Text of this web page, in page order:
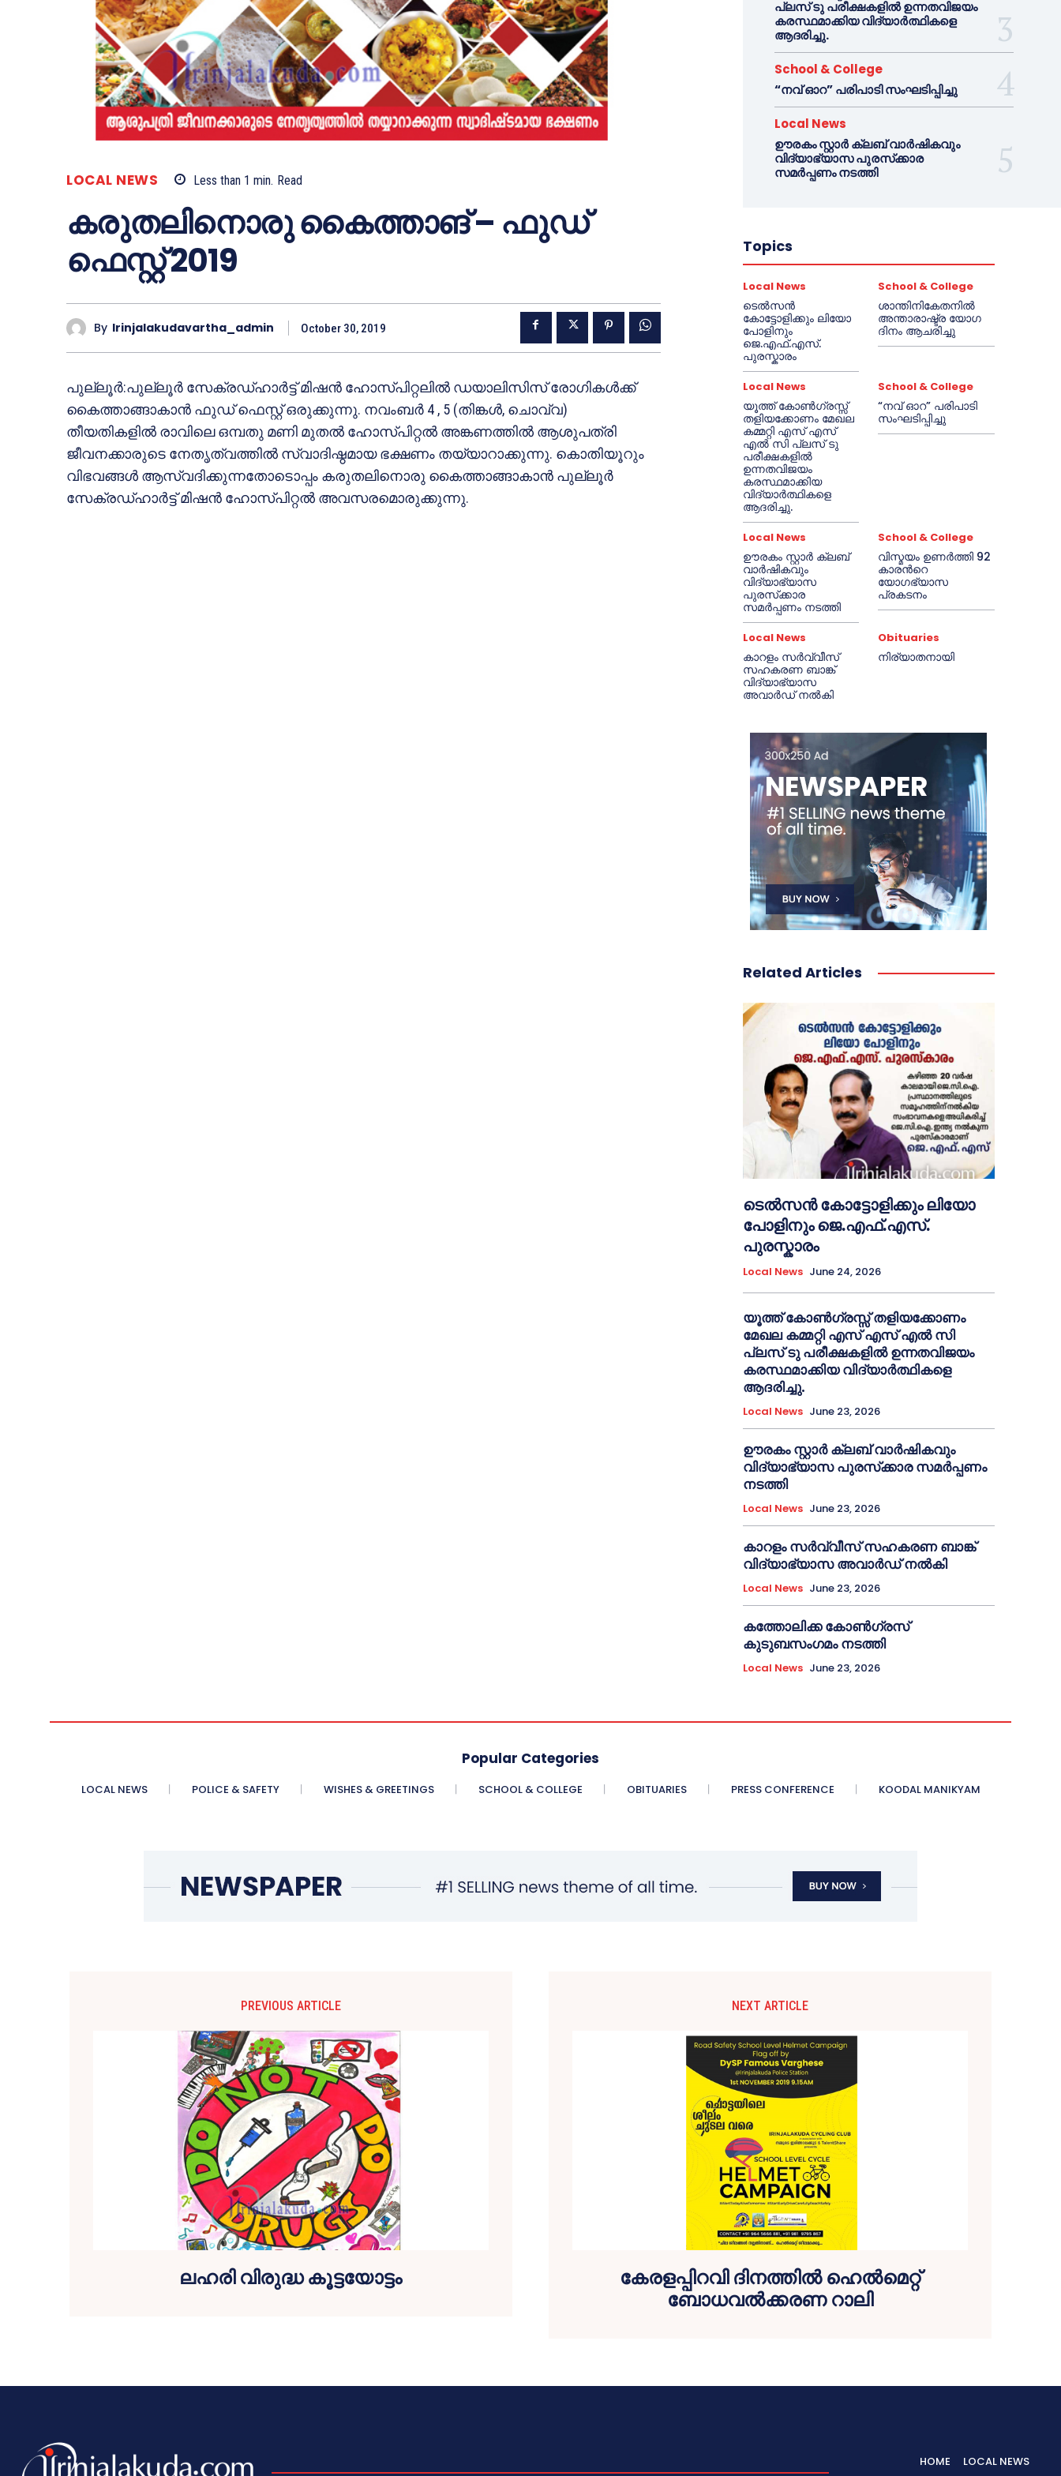
LOCAL NEWS Less than 1 min. Read
കരുതലിനൊരു കൈത്താങ് – ഫുഡ്
ഫെസ്റ്റ് 2019
By Irinjalakudavartha_admin October 30, 2019
പുല്ലൂര്‍:പുല്ലൂര്‍ സേക്രഡ്ഹാര്‍ട്ട് മിഷന്‍ ഹോസ്പിറ്റലില്‍ ഡയാലിസിസ് രോഗികള്‍ക്ക്
കൈത്താങ്ങാകാന്‍ ഫുഡ് ഫെസ്റ്റ് ഒരുക്കുന്നു. നവംബര്‍ 4 , 5 (തിങ്കള്‍, ചൊവ്വ)
തീയതികളില്‍ രാവിലെ ഒമ്പതു മണി മുതല്‍ ഹോസ്പിറ്റല്‍ അങ്കണത്തില്‍ ആശുപത്രി
ജീവനക്കാരുടെ നേതൃത്വത്തില്‍ സ്വാദിഷ്ഠമായ ഭക്ഷണം തയ്യാറാക്കുന്നു. കൊതിയൂറും
വിഭവങ്ങള്‍ ആസ്വദിക്കുന്നതോടൊപ്പം കരുതലിനൊരു കൈത്താങ്ങാകാന്‍ പുല്ലൂര്‍
സേക്രഡ്ഹാര്‍ട്ട് മിഷന്‍ ഹോസ്പിറ്റല്‍ അവസരമൊരുക്കുന്നു.
പ്ലസ് ടു പരീക്ഷകളിൽ ഉന്നതവിജയം
കരസ്ഥമാക്കിയ വിദ്യാർത്ഥികളെ
ആദരിച്ചു.
School & College
“നവ് ഓറ” പരിപാടി സംഘടിപ്പിച്ചു
Local News
ഊരകം സ്റ്റാർ ക്ലബ് വാർഷികവും
വിദ്യാഭ്യാസ പുരസ്‌ക്കാര
സമർപ്പണം നടത്തി
Topics
Local News
ടെൽസൻ
കോട്ടോളിക്കും ലിയോ
പോളിനും
ജെ.എഫ്.എസ്.
പുരസ്കാരം
School & College
ശാന്തിനികേതനിൽ
അന്താരാഷ്ട്ര യോഗ
ദിനം ആചരിച്ചു
Local News
യൂത്ത് കോൺഗ്രസ്സ്
തളിയക്കോണം മേഖല
കമ്മറ്റി എസ് എസ്
എൽ സി പ്ലസ് ടു
പരീക്ഷകളിൽ
ഉന്നതവിജയം
കരസ്ഥമാക്കിയ
വിദ്യാർത്ഥികളെ
ആദരിച്ചു.
School & College
“നവ് ഓറ” പരിപാടി
സംഘടിപ്പിച്ചു
Local News
ഊരകം സ്റ്റാർ ക്ലബ്
വാർഷികവും
വിദ്യാഭ്യാസ
പുരസ്‌ക്കാര
സമർപ്പണം നടത്തി
School & College
വിസ്മയം ഉണർത്തി 92
കാരൻറെ
യോഗഭ്യാസ
പ്രകടനം
Local News
കാറളം സർവ്വീസ്
സഹകരണ ബാങ്ക്
വിദ്യാഭ്യാസ
അവാർഡ് നൽകി
Obituaries
നിര്യാതനായി
Related Articles
ടെൽസൻ കോട്ടോളിക്കും ലിയോ
പോളിനും ജെ.എഫ്.എസ്.
പുരസ്കാരം
Local News June 24, 2026
യൂത്ത് കോൺഗ്രസ്സ് തളിയക്കോണം
മേഖല കമ്മറ്റി എസ് എസ് എൽ സി
പ്ലസ് ടു പരീക്ഷകളിൽ ഉന്നതവിജയം
കരസ്ഥമാക്കിയ വിദ്യാർത്ഥികളെ
ആദരിച്ചു.
Local News June 23, 2026
ഊരകം സ്റ്റാർ ക്ലബ് വാർഷികവും
വിദ്യാഭ്യാസ പുരസ്‌ക്കാര സമർപ്പണം
നടത്തി
Local News June 23, 2026
കാറളം സർവ്വീസ് സഹകരണ ബാങ്ക്
വിദ്യാഭ്യാസ അവാർഡ് നൽകി
Local News June 23, 2026
കത്തോലിക്ക കോൺഗ്രസ്
കുടുബസംഗമം നടത്തി
Local News June 23, 2026
Popular Categories
LOCAL NEWS POLICE & SAFETY WISHES & GREETINGS SCHOOL & COLLEGE OBITUARIES PRESS CONFERENCE KOODAL MANIKYAM
PREVIOUS ARTICLE
ലഹരി വിരുദ്ധ കൂട്ടയോട്ടം
NEXT ARTICLE
കേരളപ്പിറവി ദിനത്തില്‍ ഹെല്‍മെറ്റ്
ബോധവല്‍ക്കരണ റാലി
HOME LOCAL NEWS